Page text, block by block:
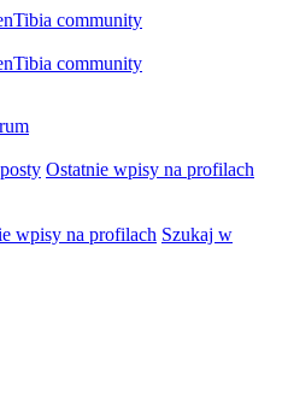
Ostatnie wpisy na profilach
wpisy na profilach Szukaj w